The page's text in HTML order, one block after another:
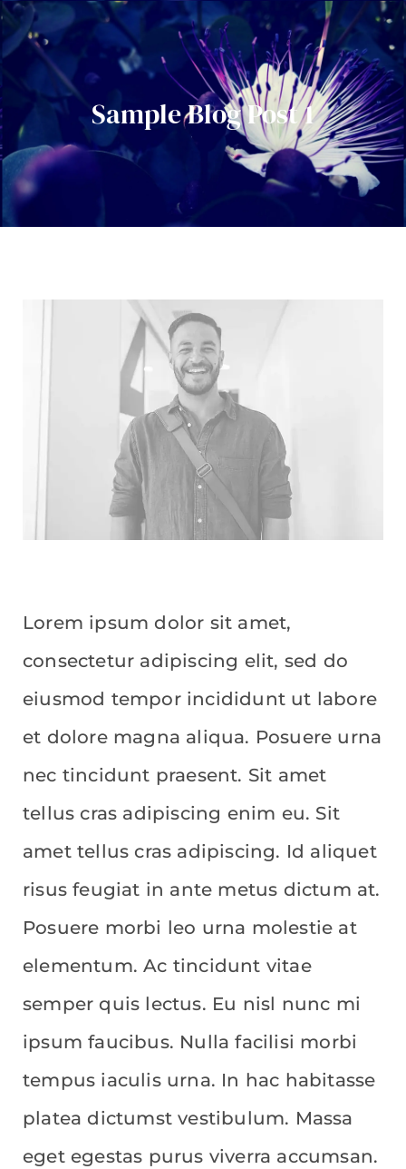
Sample Blog Post 1
Lorem ipsum dolor sit amet,
consectetur adipiscing elit, sed do
eiusmod tempor incididunt ut labore
et dolore magna aliqua. Posuere urna
nec tincidunt praesent. Sit amet
tellus cras adipiscing enim eu. Sit
amet tellus cras adipiscing. Id aliquet
risus feugiat in ante metus dictum at.
Posuere morbi leo urna molestie at
elementum. Ac tincidunt vitae
semper quis lectus. Eu nisl nunc mi
ipsum faucibus. Nulla facilisi morbi
tempus iaculis urna. In hac habitasse
platea dictumst vestibulum. Massa
eget egestas purus viverra accumsan.